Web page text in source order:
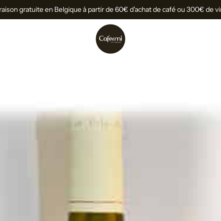
gratuite en Belgique à partir de 60€ d'achat de café ou 300€ de